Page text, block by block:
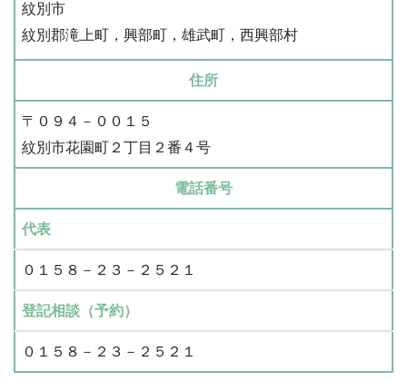
紋別市
紋別郡滝上町，興部町，雄武町，西興部村
住所
〒０９４－００１５
紋別市花園町２丁目２番４号
電話番号
代表
０１５８－２３－２５２１
登記相談（予約）
０１５８－２３－２５２１